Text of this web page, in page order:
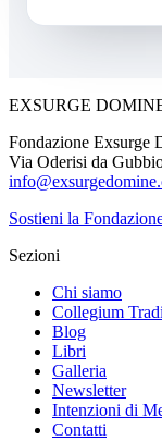
EXSURGE
Fondazione Exsurge
Via Oderisi da
Sostieni la
Sezioni
Chi siamo
Collegium
Blog
Libri
Galleria
Newsletter
Intenzioni di
Contatti